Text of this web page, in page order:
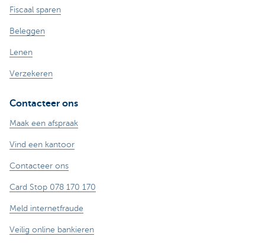
Fiscaal sparen
Beleggen
Lenen
Verzekeren
Contacteer ons
Maak een afspraak
Vind een kantoor
Contacteer ons
Card Stop 078 170 170
Meld internetfraude
Veilig online bankieren